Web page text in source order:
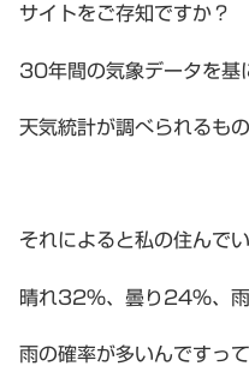
サイトをご存知ですか？
30年間の気象データを基
天気統計が調べられるもの
それによると私の住んで
晴れ32%、曇り24%、
雨の確率が多いんですって